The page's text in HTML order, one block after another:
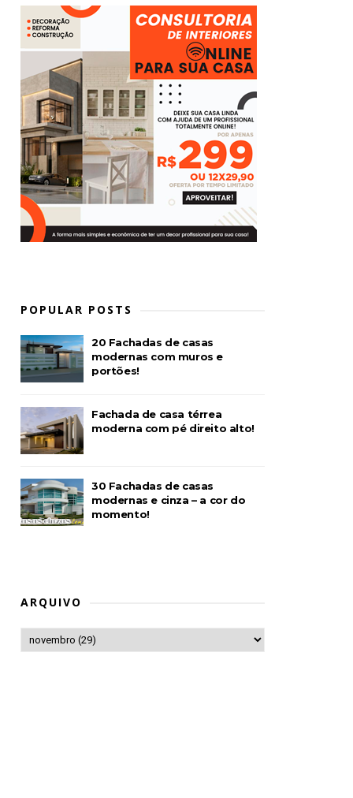
POPULAR POSTS
20 Fachadas de casas
modernas com muros e
portões!
Fachada de casa térrea
moderna com pé direito alto!
30 Fachadas de casas
modernas e cinza – a cor do
momento!
ARQUIVO